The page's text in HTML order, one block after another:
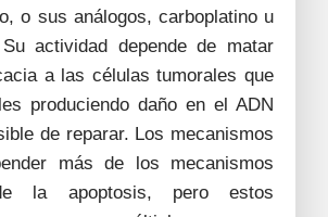
o sus análogos, carboplatino u
actividad depende de matar
a las células tumorales que
produciendo daño en el ADN
de reparar. Los mecanismos
más de los mecanismos
la apoptosis, pero estos